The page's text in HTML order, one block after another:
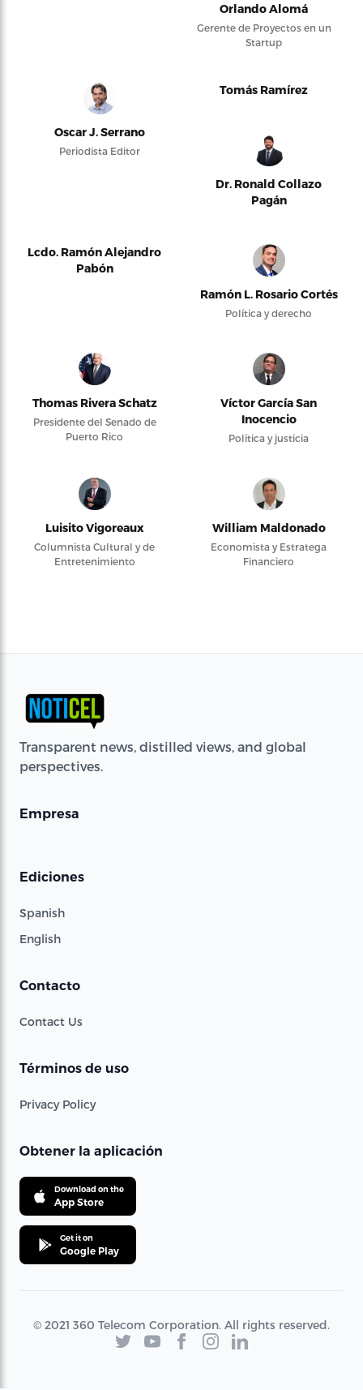
Orlando Alomá
Gerente de Proyectos en un
Startup
Oscar J. Serrano
Periodista Editor
Tomás Ramírez
Dr. Ronald Collazo
Pagán
Lcdo. Ramón Alejandro
Pabón
Ramón L. Rosario Cortés
Política y derecho
Thomas Rivera Schatz
Presidente del Senado de
Puerto Rico
Víctor García San
Inocencio
Política y justicia
Luisito Vigoreaux
Columnista Cultural y de
Entretenimiento
William Maldonado
Economista y Estratega
Financiero
Transparent news, distilled views, and global
perspectives.
Empresa
Ediciones
Spanish
English
Contacto
Contact Us
Términos de uso
Privacy Policy
Obtener la aplicación
Download on the
App Store
Get it on
Google Play
© 2021 360 Telecom Corporation. All rights reserved.